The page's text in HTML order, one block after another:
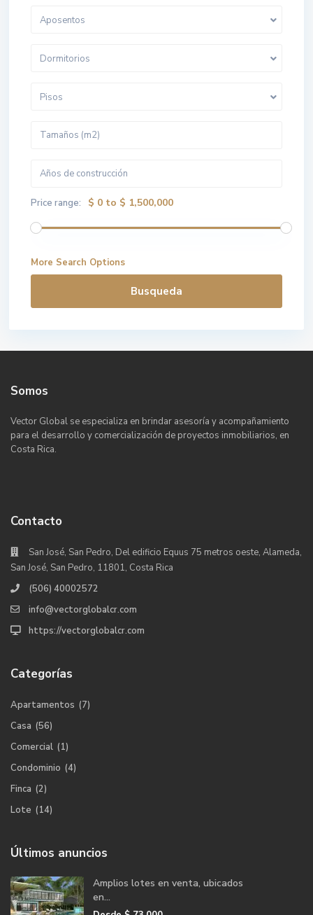
Aposentos
Dormitorios
Pisos
Price range: $ 0 to $ 1,500,000
More Search Options
Busqueda
Somos
Vector Global se especializa en brindar asesoría y acompañamiento
para el desarrollo y comercialización de proyectos inmobiliarios, en
Costa Rica.
Contacto
San José, San Pedro, Del edificio Equus 75 metros oeste, Alameda,
San José, San Pedro, 11801, Costa Rica
(506) 40002572
info@vectorglobalcr.com
https://vectorglobalcr.com
Categorías
Apartamentos (7)
Casa (56)
Comercial (1)
Condominio (4)
Finca (2)
Lote (14)
Últimos anuncios
Amplios lotes en venta, ubicados
en...